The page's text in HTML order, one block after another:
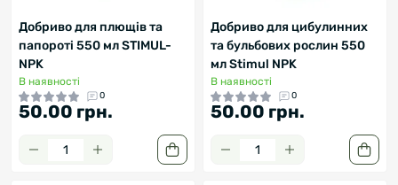
Добриво для плющів та
папороті 550 мл STIMUL-
NPK
В наявності
0
50.00 грн.
Добриво для цибулинних
та бульбових рослин 550
мл Stimul NPK
В наявності
0
50.00 грн.